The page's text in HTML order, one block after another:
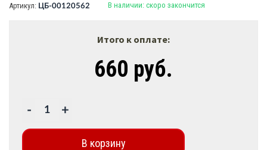
Артикул: ЦБ-00120562 В наличии: скоро закончится
Итого к оплате:
660 руб.
+
-
В корзину